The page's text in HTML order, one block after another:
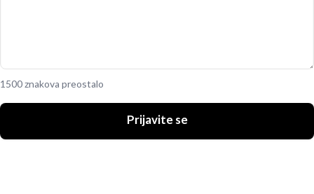
1500 znakova preostalo
Prijavite se